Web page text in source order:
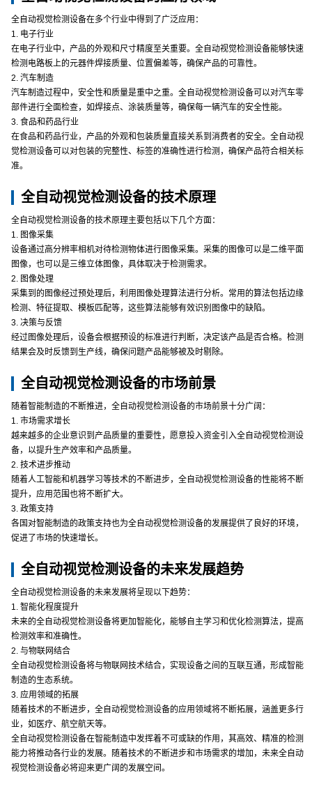
全自动视觉检测设备在多个行业中得到了广泛应用：
1. 电子行业
在电子行业中，产品的外观和尺寸精度至关重要。全自动视觉检测设备能够快速
检测电路板上的元器件焊接质量、位置偏差等，确保产品的可靠性。
2. 汽车制造
汽车制造过程中，安全性和质量是重中之重。全自动视觉检测设备可以对汽车零
部件进行全面检查，如焊接点、涂装质量等，确保每一辆汽车的安全性能。
3. 食品和药品行业
在食品和药品行业，产品的外观和包装质量直接关系到消费者的安全。全自动视
觉检测设备可以对包装的完整性、标签的准确性进行检测，确保产品符合相关标
准。
全自动视觉检测设备的技术原理
全自动视觉检测设备的技术原理主要包括以下几个方面：
1. 图像采集
设备通过高分辨率相机对待检测物体进行图像采集。采集的图像可以是二维平面
图像，也可以是三维立体图像，具体取决于检测需求。
2. 图像处理
采集到的图像经过预处理后，利用图像处理算法进行分析。常用的算法包括边缘
检测、特征提取、模板匹配等，这些算法能够有效识别图像中的缺陷。
3. 决策与反馈
经过图像处理后，设备会根据预设的标准进行判断，决定该产品是否合格。检测
结果会及时反馈到生产线，确保问题产品能够被及时剔除。
全自动视觉检测设备的市场前景
随着智能制造的不断推进，全自动视觉检测设备的市场前景十分广阔：
1. 市场需求增长
越来越多的企业意识到产品质量的重要性，愿意投入资金引入全自动视觉检测设
备，以提升生产效率和产品质量。
2. 技术进步推动
随着人工智能和机器学习等技术的不断进步，全自动视觉检测设备的性能将不断
提升，应用范围也将不断扩大。
3. 政策支持
各国对智能制造的政策支持也为全自动视觉检测设备的发展提供了良好的环境，
促进了市场的快速增长。
全自动视觉检测设备的未来发展趋势
全自动视觉检测设备的未来发展将呈现以下趋势：
1. 智能化程度提升
未来的全自动视觉检测设备将更加智能化，能够自主学习和优化检测算法，提高
检测效率和准确性。
2. 与物联网结合
全自动视觉检测设备将与物联网技术结合，实现设备之间的互联互通，形成智能
制造的生态系统。
3. 应用领域的拓展
随着技术的不断进步，全自动视觉检测设备的应用领域将不断拓展，涵盖更多行
业，如医疗、航空航天等。
全自动视觉检测设备在智能制造中发挥着不可或缺的作用，其高效、精准的检测
能力将推动各行业的发展。随着技术的不断进步和市场需求的增加，未来全自动
视觉检测设备必将迎来更广阔的发展空间。